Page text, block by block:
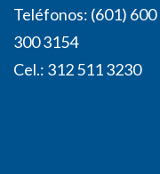
Teléfonos: (601) 600
300 3154
Cel.: 312 511 3230